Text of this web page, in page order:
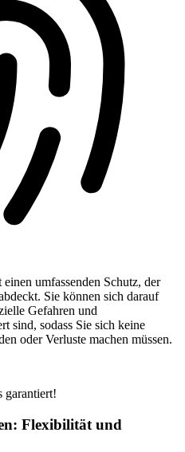
umfassenden Schutz, der
Sie können sich darauf
Gefahren und
sind, sodass Sie sich keine
oder Verluste machen müssen.
garantiert!
Flexibilität und